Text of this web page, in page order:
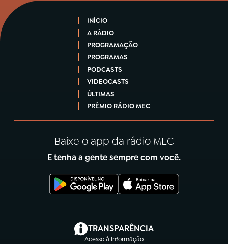
INÍCIO
A RÁDIO
PROGRAMAÇÃO
PROGRAMAS
PODCASTS
VIDEOCASTS
ÚLTIMAS
PRÊMIO RÁDIO MEC
Baixe o app da rádio MEC
E tenha a gente sempre com você.
TRANSPARÊNCIA
Acesso à Informação
(abre em nova aba)